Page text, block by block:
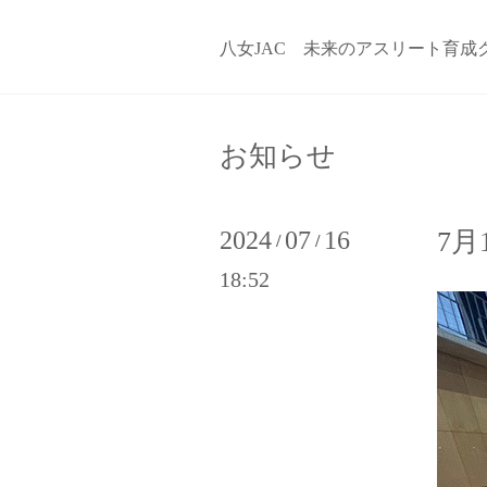
八女JAC 未来のアスリート育成
お知らせ
2024 / 07 / 16
18:52
7